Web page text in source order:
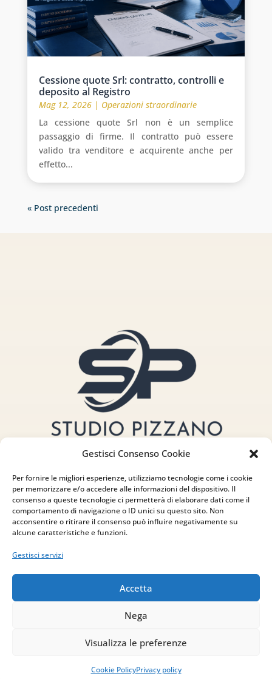
Gestisci Consenso Cookie
Per fornire le migliori esperienze, utilizziamo tecnologie come i cookie
per memorizzare e/o accedere alle informazioni del dispositivo. Il
consenso a queste tecnologie ci permetterà di elaborare dati come il
comportamento di navigazione o ID unici su questo sito. Non
acconsentire o ritirare il consenso può influire negativamente su
alcune caratteristiche e funzioni.
Gestisci servizi
Accetta
Nega
Visualizza le preferenze
Cookie PolicyPrivacy policy
Cessione quote Srl: contratto, controlli e
deposito al Registro
Mag 12, 2026| Operazioni straordinarie
La cessione quote Srl non è un semplice
passaggio di firme. Il contratto può essere
valido tra venditore e acquirente anche per
effetto...
« Post precedenti
Indirizzo
via Sant’Alessio, 5
Email
info@studiopizzano.it